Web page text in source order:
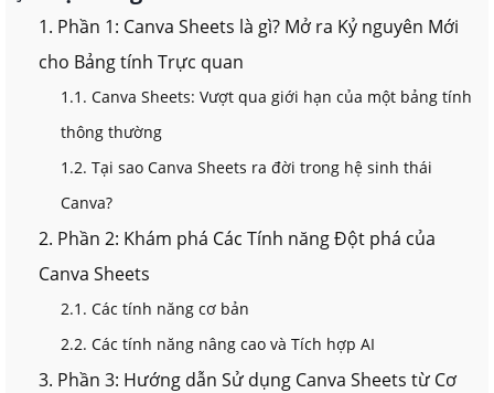
1. Phần 1: Canva Sheets là gì? Mở ra Kỷ nguyên Mới
cho Bảng tính Trực quan
1.1. Canva Sheets: Vượt qua giới hạn của một bảng tính
thông thường
1.2. Tại sao Canva Sheets ra đời trong hệ sinh thái
Canva?
2. Phần 2: Khám phá Các Tính năng Đột phá của
Canva Sheets
2.1. Các tính năng cơ bản
2.2. Các tính năng nâng cao và Tích hợp AI
3. Phần 3: Hướng dẫn Sử dụng Canva Sheets từ Cơ